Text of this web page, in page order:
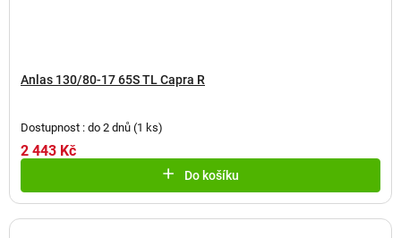
Anlas 130/80-17 65S TL Capra R
Dostupnost : do 2 dnů (1 ks)
2 443 Kč
Do košíku